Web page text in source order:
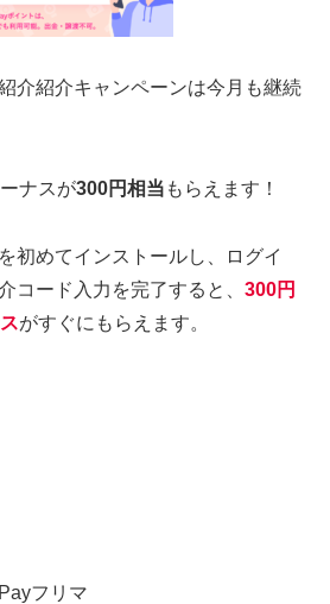
介紹介キャンペーンは今月も継続
ナスが300円相当 もらえます！
初めてインストールし、ログイ
コード入力を完了すると、 300円
がすぐにもらえます。
フリマ